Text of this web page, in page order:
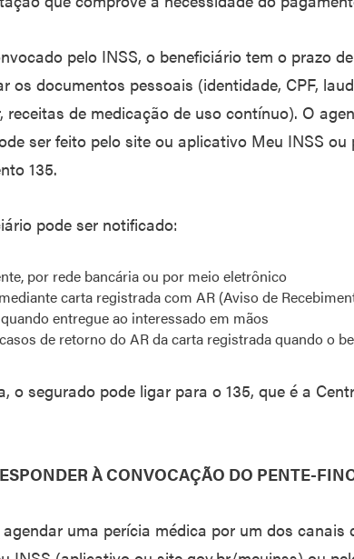
pelo INSS, o beneficiário tem o prazo
os documentos pessoais (identidade, CPF,
receitas de medicação de uso contínuo). O
ser feito pelo site ou aplicativo Meu INSS ou
135.
pode ser notificado:
por rede bancária ou por meio eletrônico
carta registrada com AR (Aviso de
entregue ao interessado em mãos
de retorno do AR da carta registrada quando o
o segurado pode ligar para o 135, que é a
À CONVOCAÇÃO DO PENTE-
agendar uma perícia médica por um dos canais